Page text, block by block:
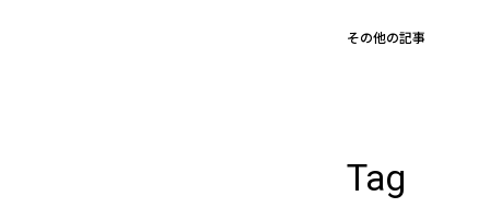
その他の記事
Tag